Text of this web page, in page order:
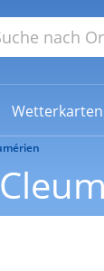
Wetterkarten